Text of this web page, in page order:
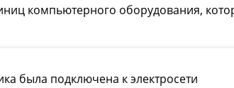
компьютерного оборудования,
была подключена к электросети